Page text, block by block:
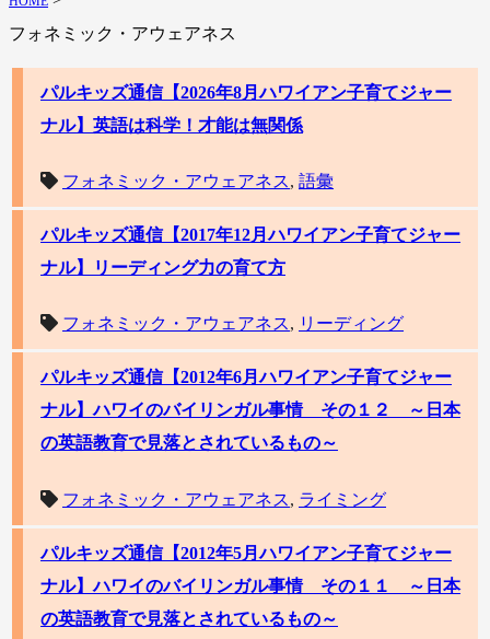
フォネミック・アウェアネス
パルキッズ通信【2026年8月ハワイアン子育てジャー
ナル】英語は科学！才能は無関係
フォネミック・アウェアネス, 語彙
パルキッズ通信【2017年12月ハワイアン子育てジャー
ナル】リーディング力の育て方
フォネミック・アウェアネス, リーディング
パルキッズ通信【2012年6月ハワイアン子育てジャー
ナル】ハワイのバイリンガル事情 その１２ ～日本
の英語教育で見落とされているもの～
フォネミック・アウェアネス, ライミング
パルキッズ通信【2012年5月ハワイアン子育てジャー
ナル】ハワイのバイリンガル事情 その１１ ～日本
の英語教育で見落とされているもの～